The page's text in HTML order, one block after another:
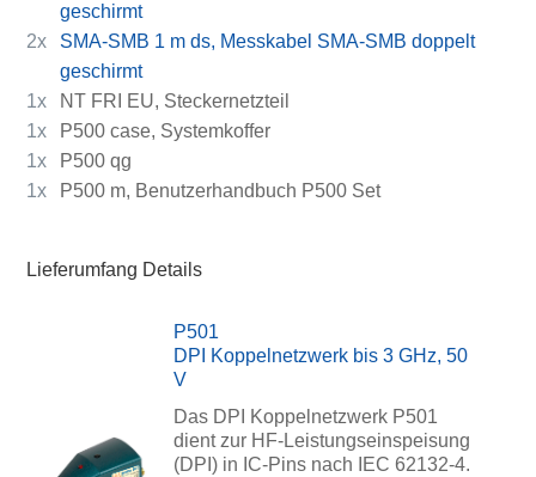
geschirmt
2x
SMA-SMB 1 m ds, Messkabel SMA-SMB doppelt
geschirmt
1x
NT FRI EU, Steckernetzteil
1x
P500 case, Systemkoffer
1x
P500 qg
1x
P500 m, Benutzerhandbuch P500 Set
Lieferumfang Details
P501
DPI Koppelnetzwerk bis 3 GHz, 50
V
Das DPI Koppelnetzwerk P501
dient zur HF-Leistungseinspeisung
(DPI) in IC-Pins nach IEC 62132-4.